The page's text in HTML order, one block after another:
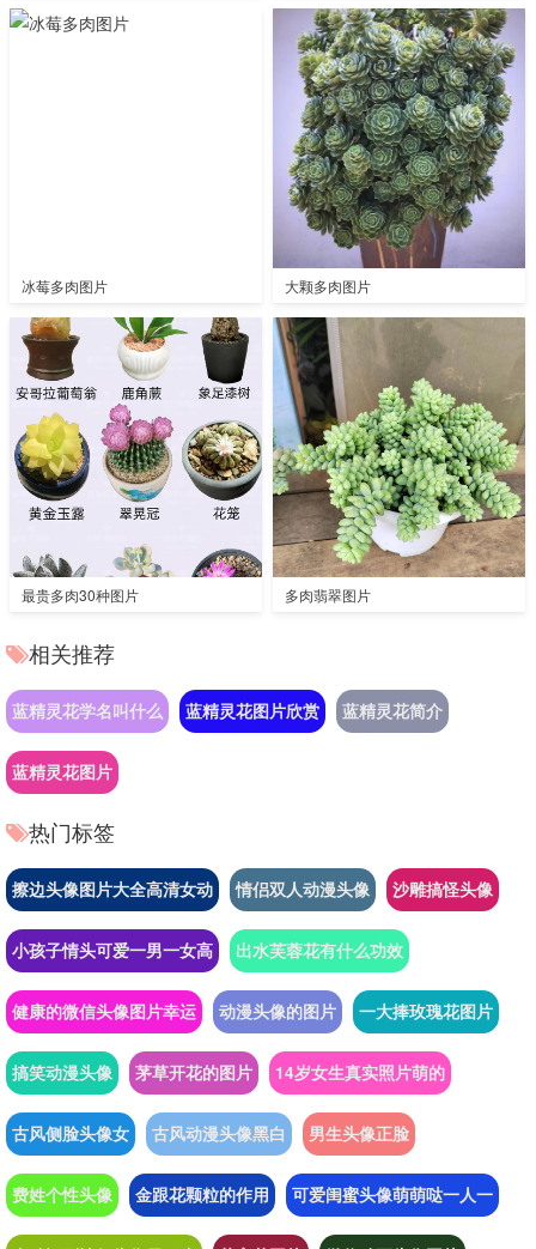
冰莓多肉图片 大颗多肉图片
最贵多肉30种图片 多肉翡翠图片
相关推荐
蓝精灵花学名叫什么 蓝精灵花图片欣赏 蓝精灵花简介
蓝精灵花图片
热门标签
擦边头像图片大全高清女动 情侣双人动漫头像 沙雕搞怪头像
小孩子情头可爱一男一女高 出水芙蓉花有什么功效
健康的微信头像图片幸运 动漫头像的图片 一大捧玫瑰花图片
搞笑动漫头像 茅草开花的图片 14岁女生真实照片萌的
古风侧脸头像女 古风动漫头像黑白 男生头像正脸
费姓个性头像 金跟花颗粒的作用 可爱闺蜜头像萌萌哒一人一